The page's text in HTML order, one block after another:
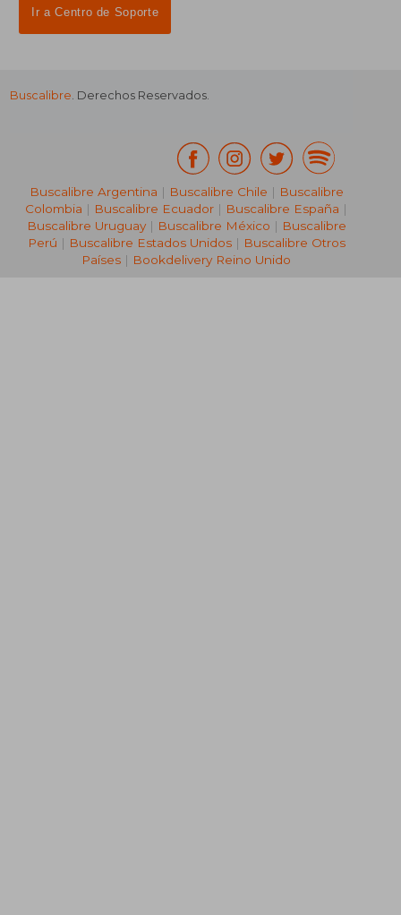
Ir a Centro de Soporte
Buscalibre. Derechos Reservados.
Buscalibre Argentina | Buscalibre Chile | Buscalibre
Colombia | Buscalibre Ecuador | Buscalibre España |
Buscalibre Uruguay| Buscalibre México | Buscalibre
Perú | Buscalibre Estados Unidos| Buscalibre Otros
Países | Bookdelivery Reino Unido